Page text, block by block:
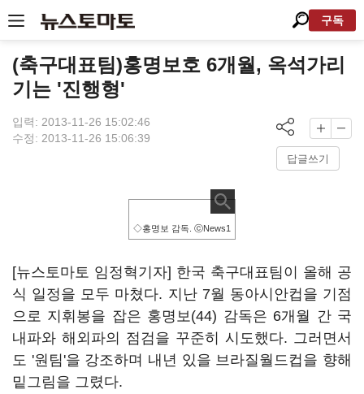
구독
(축구대표팀)홍명보호 6개월, 옥석가리
기는 '진행형'
입력: 2013-11-26 15:02:46
수정: 2013-11-26 15:06:39
답글쓰기
◇홍명보 감독. ⓒNews1
[뉴스토마토 임정혁기자] 한국 축구대표팀이 올해 공
식 일정을 모두 마쳤다. 지난 7월 동아시안컵을 기점
으로 지휘봉을 잡은 홍명보(44) 감독은 6개월 간 국
내파와 해외파의 점검을 꾸준히 시도했다. 그러면서
도 '원팀'을 강조하며 내년 있을 브라질월드컵을 향해
밑그림을 그렸다.